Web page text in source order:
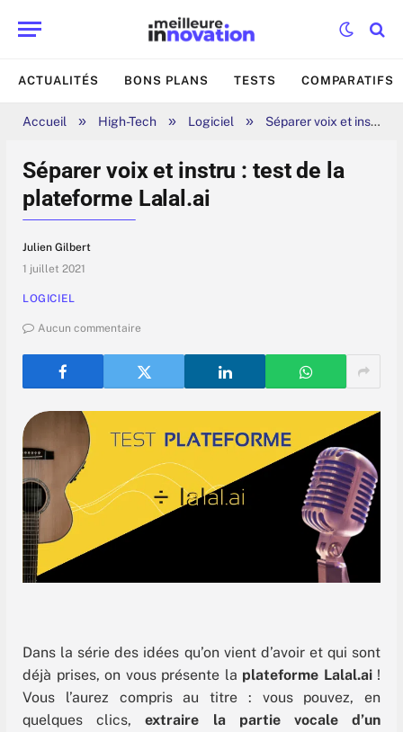
ACTUALITÉS BONS PLANS TESTS COMPARATIFS
Accueil » High-Tech » Logiciel » Séparer voix et instru : test de la plateforme Lalal.ai
Séparer voix et instru : test de la
plateforme Lalal.ai
Julien Gilbert
1 juillet 2021
LOGICIEL
Aucun commentaire
Dans la série des idées qu’on vient d’avoir et qui sont
déjà prises, on vous présente la plateforme Lalal.ai!
Vous l’aurez compris au titre : vous pouvez, en
quelques clics,extraire la partie vocale d’un